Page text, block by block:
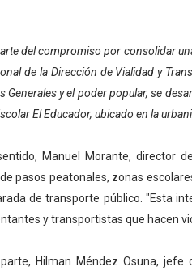
Fortaleciendo la
Campo Elías consolida
Fundecem inició con
El Lactario del Iahula
Plan Vacacional
Inicia el plan vacacional
del compromiso por consolidar
de la Dirección de Vialidad y
Generales y el poder popular, se
El Educador, ubicado en la
Manuel Morante, director
pasos peatonales, zonas
de transporte público. "Esta
y transportistas que hacen
Hilman Méndez Osuna,